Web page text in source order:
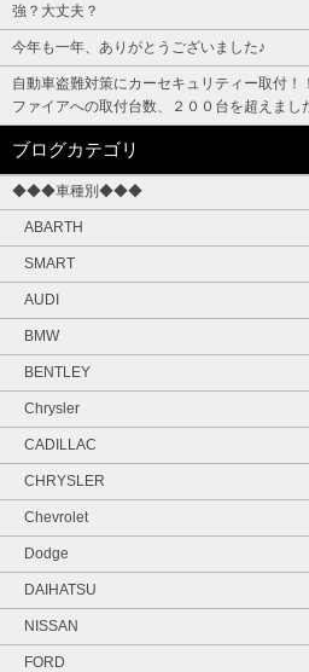
強？大丈夫？
今年も一年、ありがとうございました♪
自動車盗難対策にカーセキュリティー取付
ファイアへの取付台数、２００台を超えまし
ブログカテゴリ
◆◆◆車種別◆◆◆
ABARTH
SMART
AUDI
BMW
BENTLEY
Chrysler
CADILLAC
CHRYSLER
Chevrolet
Dodge
DAIHATSU
NISSAN
FORD